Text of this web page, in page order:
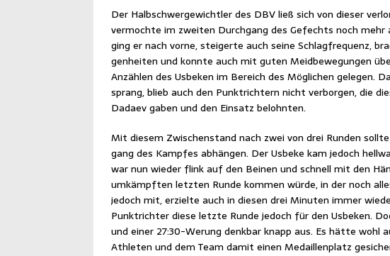
Der Halb­schwer­ge­wicht­ler des DBV ließ sich von die­ser
ver­moch­te im zwei­ten Durch­gang des Gefechts noch mehr
ging er nach vor­ne, stei­ger­te auch sei­ne Schlag­fre­quenz,
gen­hei­ten und konn­te auch mit guten Meid­be­we­gun­gen
Anzäh­len des Usbe­ken im Bereich des Mög­li­chen gele­gen.
sprang, blieb auch den Punkt­rich­tern nicht ver­bor­gen, die
Dadaev gaben und den Ein­satz belohnten.
Mit die­sem Zwi­schen­stand nach zwei von drei Run­den
gang des Kamp­fes abhän­gen. Der Usbe­ke kam jedoch
war nun wie­der flink auf den Bei­nen und schnell mit den
umkämpf­ten letz­ten Run­de kom­men wür­de, in der noch
jedoch mit, erziel­te auch in die­sen drei Minu­ten immer
Punkt­rich­ter die­se letz­te Run­de jedoch für den Usbe­ken.
und einer 27:30-Werung denk­bar knapp aus. Es hät­te wohl
Ath­le­ten und dem Team damit einen Medail­len­platz